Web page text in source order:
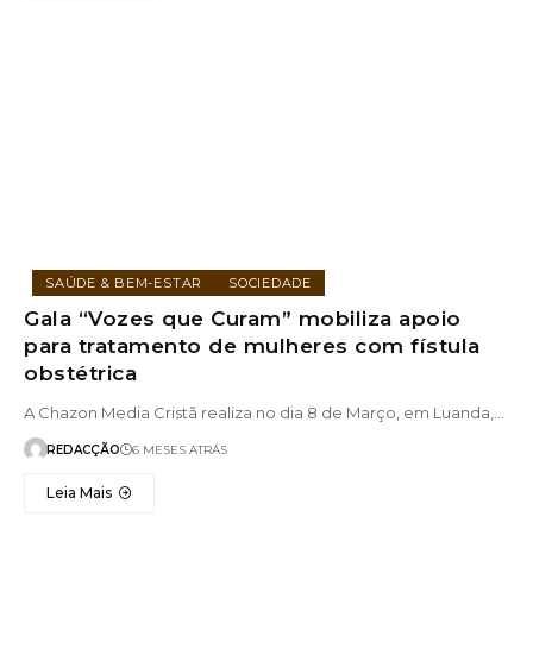
SAÚDE & BEM-ESTAR SOCIEDADE
Gala “Vozes que Curam” mobiliza apoio
para tratamento de mulheres com fístula
obstétrica
A Chazon Media Cristã realiza no dia 8 de Março, em Luanda,…
REDACÇÃO 6 MESES ATRÁS
Leia Mais